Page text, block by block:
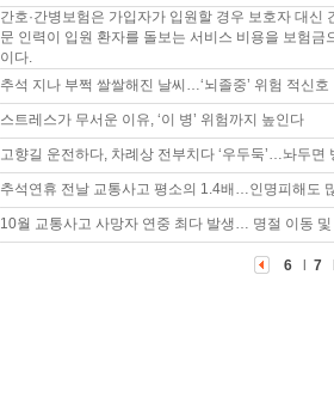
간호·간병보험은 가입자가 입원할 경우 보호자 대신
문 인력이 입원 환자를 돌보는 서비스 비용을 보험금
이다.
추석 지나 부쩍 쌀쌀해진 날씨…‘뇌졸중’ 위험 적신호
스트레스가 무서운 이유, ‘이 병’ 위험까지 높인다
고향길 운전하다, 차례상 전부치다 ‘우두둑’…놔두면
추석연휴 전날 교통사고 평소의 1.4배…인명피해도
10월 교통사고 사망자 연중 최다 발생… 명절 이동
6l 7l